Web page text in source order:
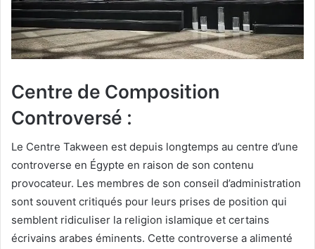
Centre de Composition
Controversé :
Le Centre Takween est depuis longtemps au centre d’une
controverse en Égypte en raison de son contenu
provocateur. Les membres de son conseil d’administration
sont souvent critiqués pour leurs prises de position qui
semblent ridiculiser la religion islamique et certains
écrivains arabes éminents. Cette controverse a alimenté